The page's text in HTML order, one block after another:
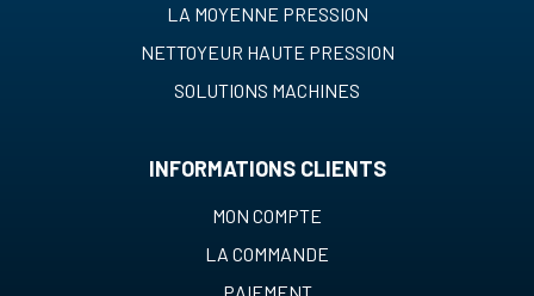
LA MOYENNE PRESSION
NETTOYEUR HAUTE PRESSION
SOLUTIONS MACHINES
INFORMATIONS CLIENTS
MON COMPTE
LA COMMANDE